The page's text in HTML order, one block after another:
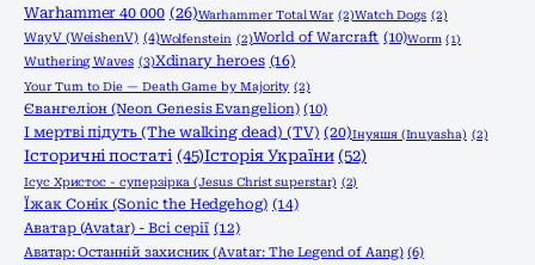
Warhammer 40 000 (26)Warhammer Total War (2)Watch Dogs (2)
WayV (WeishenV) (4)Wolfenstein (2)World of Warcraft (10)Worm (1)
Wuthering Waves (3)Xdinary heroes (16)
Your Turn to Die — Death Game by Majority (2)
Євангеліон (Neon Genesis Evangelion) (10)
І мертві підуть (The walking dead) (TV) (20)Інуяшя (Inuyasha) (2)
Історичні постаті (45)Історія України (52)
Ісус Христос - суперзірка (Jesus Christ superstar) (2)
Їжак Сонік (Sonic the Hedgehog) (14)
Аватар (Avatar) - Всі серії (12)
Аватар: Останній захисник (Avatar: The Legend of Aang) (6)